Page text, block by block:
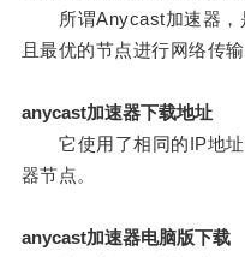
所谓Anycast加速器，
且最优的节点进行网络传输
anycast加速器下载地址
它使用了相同的IP地址
器节点。
anycast加速器电脑版下载